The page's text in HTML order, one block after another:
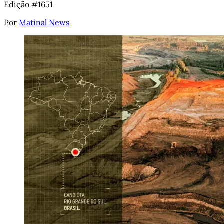
Edição #1651
Por Matinal News